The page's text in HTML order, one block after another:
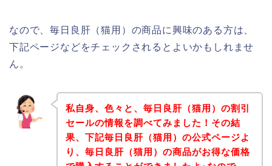
なので、毎日良肝（猫用）の商品に興味のある方は、
下記ページなどをチェックされるとよいかもしれませ
ん。
私自身、色々と、毎日良肝（猫用）の割引
セールの情報を調べてみました！その結
果、下記毎日良肝（猫用）の公式ページよ
り、毎日良肝（猫用）の商品がお得な価格